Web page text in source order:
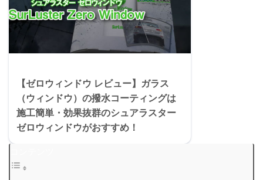
【ゼロウィンドウ レビュー】ガラス
（ウィンドウ）の撥水コーティングは
施工簡単・効果抜群のシュアラスター
ゼロウィンドウがおすすめ！